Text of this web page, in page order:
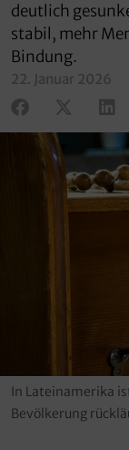
deutlich
stabil, mehr
Bindung.
22. Januar 2026
In Lateinamerika
Bevölkerung